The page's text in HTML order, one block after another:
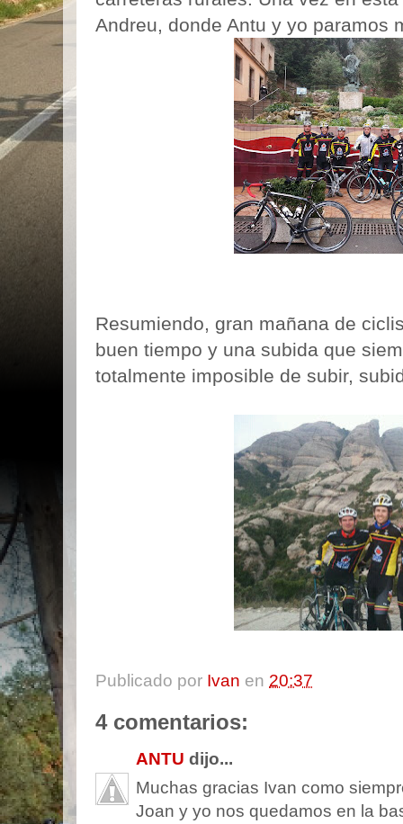
Andreu, donde Antu y yo paramos
Resumiendo, gran mañana de
buen tiempo y una subida que
totalmente imposible de subir,
Publicado por Ivan en 20:37
4 comentarios:
ANTU dijo...
Muchas gracias Ivan como
Joan y yo nos quedamos en la